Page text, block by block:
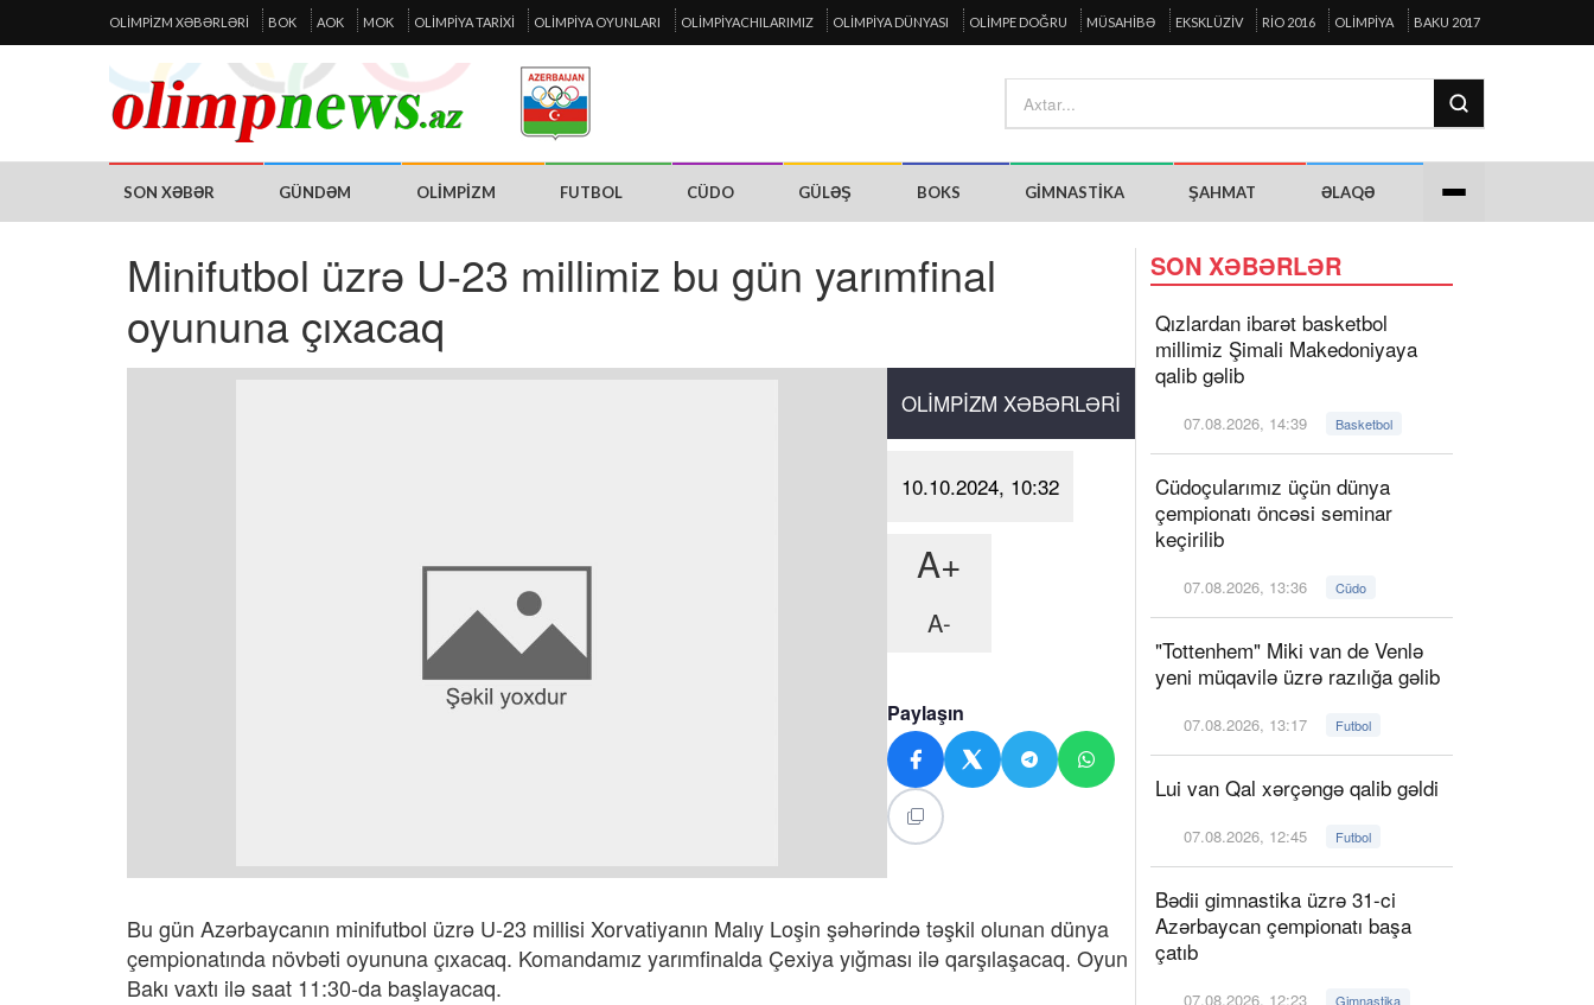
OLIMPIZM XƏBƏRLƏRI BOK AOK MOK OLIMPIYA TARIXI OLIMPIYA OYUNLARI OLIMPIYACHILARIMIZ OLIMPIYA DÜNYASI OLIMPE DOĞRU MÜSAHIBƏ EKSKLÜZIV RIO 2016 OLIMPIYA BAKU 2017
SON XƏBƏR GÜNDƏM OLIMPIZM FUTBOL CÜDO GÜLƏŞ BOKS GIMNASTIKA ŞAHMAT ƏLAQƏ
Minifutbol üzrə U-23 millimiz bu gün yarımfinal
oyununa çıxacaq
OLIMPIZM XƏBƏRLƏRI
10.10.2024, 10:32
A+
A-
Paylaşın
Bu gün Azərbaycanın minifutbol üzrə U-23 millisi Xorvatiyanın Malıy Loşin şəhərində təşkil olunan dünya
çempionatında növbəti oyununa çıxacaq. Komandamız yarımfinalda Çexiya yığması ilə qarşılaşacaq. Oyun
Bakı vaxtı ilə saat 11:30-da başlayacaq.
SON XƏBƏRLƏR
Qızlardan ibarət basketbol
millimiz Şimali Makedoniyaya
qalib gəlib
07.08.2026, 14:39 Basketbol
Cüdoçularımız üçün dünya
çempionatı öncəsi seminar
keçirilib
07.08.2026, 13:36 Cüdo
"Tottenhem" Miki van de Venlə
yeni müqavilə üzrə razılığa gəlib
07.08.2026, 13:17 Futbol
Lui van Qal xərçəngə qalib gəldi
07.08.2026, 12:45 Futbol
Bədii gimnastika üzrə 31-ci
Azərbaycan çempionatı başa
çatıb
07.08.2026, 12:23 Gimnastika